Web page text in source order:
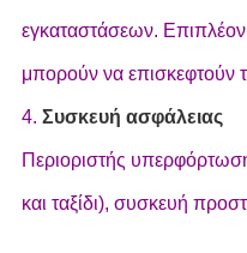
εγκαταστάσεων.
μπορούν να επισκεφτούν
4. Συσκευή ασφάλειας
Περιοριστής
και ταξίδι), συσκευή